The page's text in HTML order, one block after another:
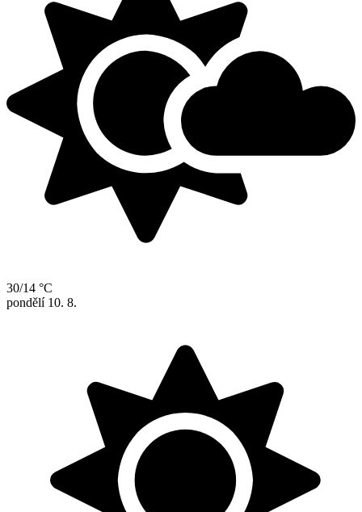
30/14 °C
pondělí 10. 8.